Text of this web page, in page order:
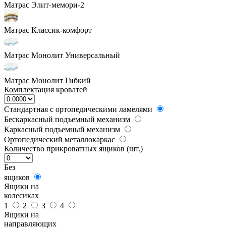
Матрас Элит-мемори-2
Матрас Классик-комфорт
Матрас Монолит Универсальный
Матрас Монолит Гибкий
Комплектация кроватей
Стандартная с ортопедическими ламелями
Бескаркасный подъемный механизм
Каркасный подъемный механизм
Ортопедический металлокаркас
Количество прикроватных ящиков (шт.)
Без
ящиков
Ящики на
колесиках
1
2 3
4
Ящики на
направляющих